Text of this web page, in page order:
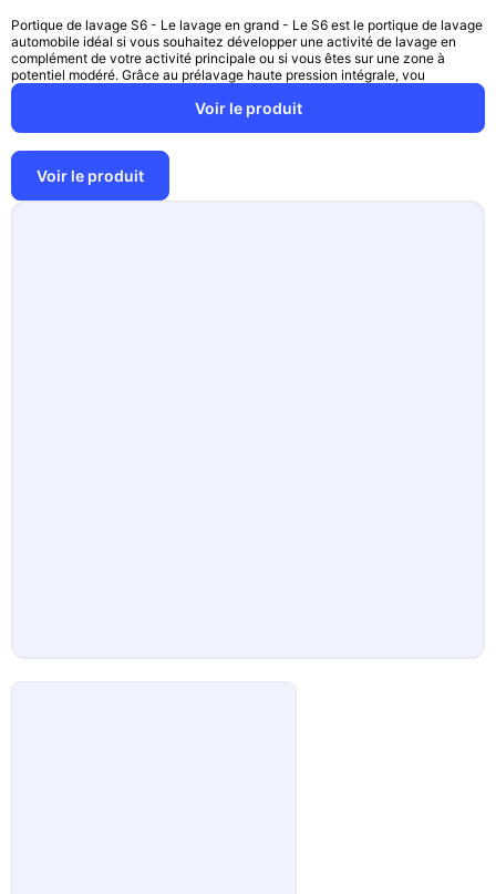
Portique de lavage S6 - Le lavage en grand - Le S6 est le portique de lavage
automobile idéal si vous souhaitez développer une activité de lavage en
complément de votre activité principale ou si vous êtes sur une zone à
potentiel modéré. Grâce au prélavage haute pression intégrale, vou
Voir le produit
Voir le produit